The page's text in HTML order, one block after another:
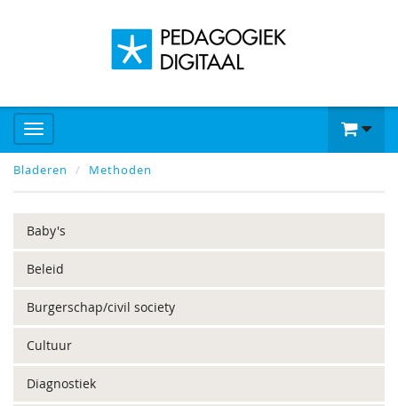
Bladeren Methoden
Baby's
Beleid
Burgerschap/civil society
Cultuur
Diagnostiek